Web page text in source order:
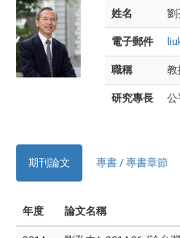
姓名 劉
電子郵件
職稱 教
研究專長 公
期刊論文 專書 / 專書章節
年度 論文名稱